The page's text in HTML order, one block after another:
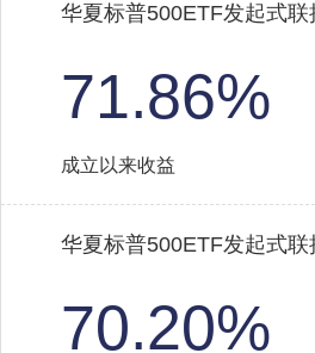
华夏标普500ETF发起式
71.86%
成立以来收益
华夏标普500ETF发起式联
70.20%